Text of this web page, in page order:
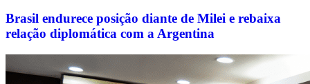
Brasil endurece posição diante de Milei e rebaixa
relação diplomática com a Argentina